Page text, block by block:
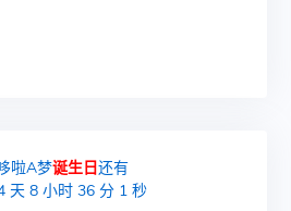
啦A梦诞生日还有
天8 小时36 分0 秒